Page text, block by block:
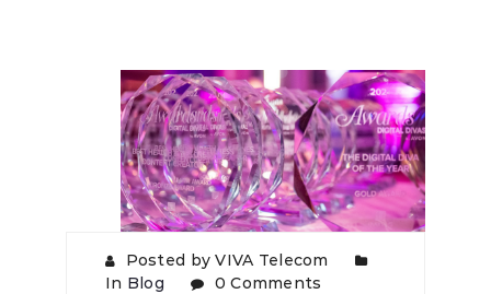
Posted by VIVA Telecom
In Blog 0 Comments